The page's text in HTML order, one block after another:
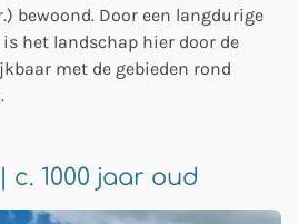
bewoond. Door een langdurige
het landschap hier door de
met de gebieden rond
c. 1000 jaar oud